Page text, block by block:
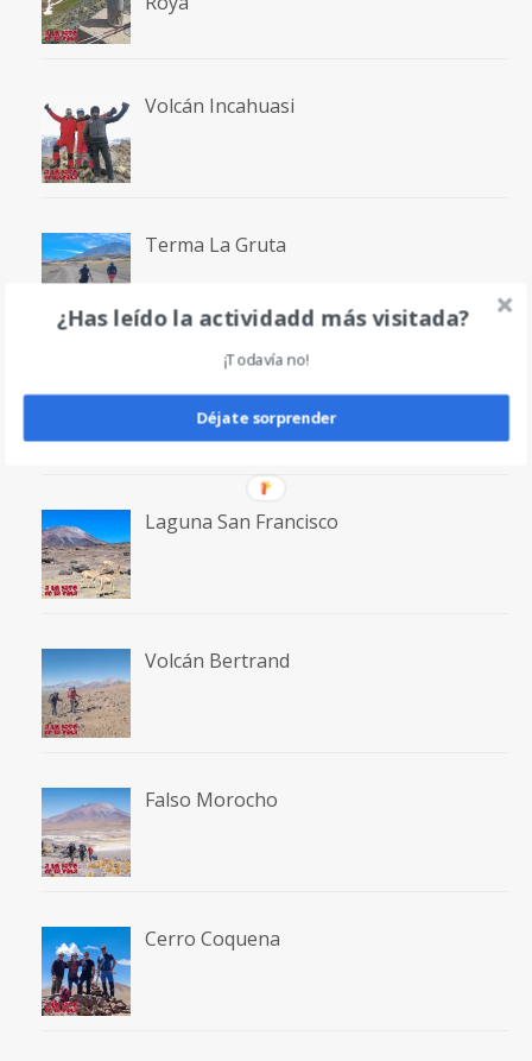
Volcán Incahuasi
Terma La Gruta
Laguna San Francisco
Volcán Bertrand
Falso Morocho
Cerro Coquena
¿Has leído la actividadd más visitada?
¡Todavía no!
Déjate sorprender